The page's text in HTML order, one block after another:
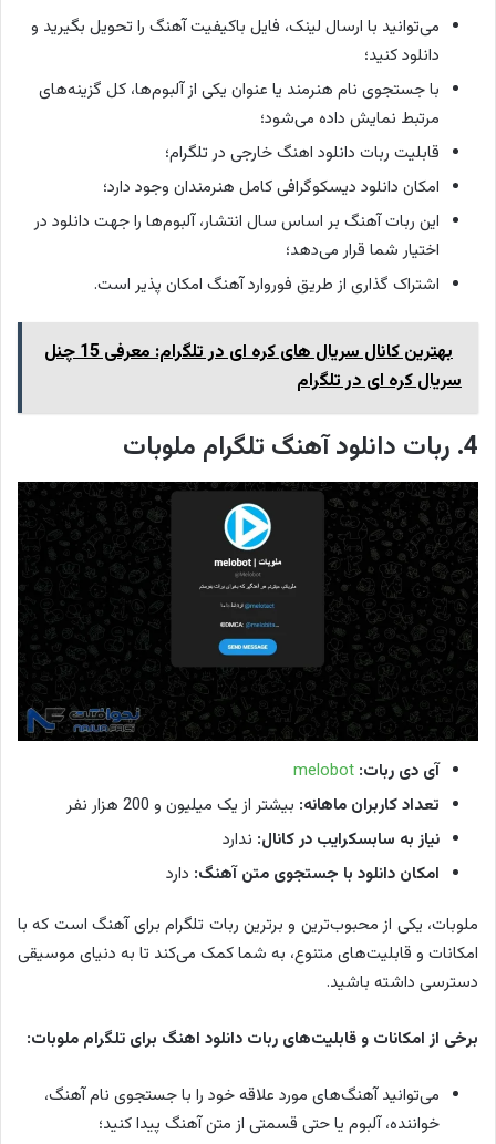
می‌توانید با ارسال لینک، فایل باکیفیت آهنگ را تحویل بگیرید و
دانلود کنید؛
با جستجوی نام هنرمند یا عنوان یکی از آلبوم‌ها، کل گزینه‌های
مرتبط نمایش داده می‌شود؛
قابلیت ربات دانلود اهنگ خارجی در تلگرام؛
امکان دانلود دیسکوگرافی کامل هنرمندان وجود دارد؛
این ربات آهنگ بر اساس سال انتشار، آلبوم‌ها را جهت دانلود در
اختیار شما قرار می‌دهد؛
اشتراک گذاری از طریق فوروارد آهنگ امکان پذیر است.
بهترین کانال سریال های کره ای در تلگرام: معرفی 15 چنل
سریال کره ای در تلگرام
4. ربات دانلود آهنگ تلگرام ملوبات
آی دی ربات: melobot
تعداد کاربران ماهانه: بیشتر از یک میلیون و 200 هزار نفر
نیاز به سابسکرایب در کانال: ندارد
امکان دانلود با جستجوی متن آهنگ: دارد
ملوبات، یکی از محبوب‌ترین و برترین ربات تلگرام برای آهنگ است که با
امکانات و قابلیت‌های متنوع، به شما کمک می‌کند تا به دنیای موسیقی
دسترسی داشته باشید.
برخی از امکانات و قابلیت‌های ربات دانلود اهنگ برای تلگرام ملوبات:
می‌توانید آهنگ‌های مورد علاقه خود را با جستجوی نام آهنگ،
خواننده، آلبوم یا حتی قسمتی از متن آهنگ پیدا کنید؛